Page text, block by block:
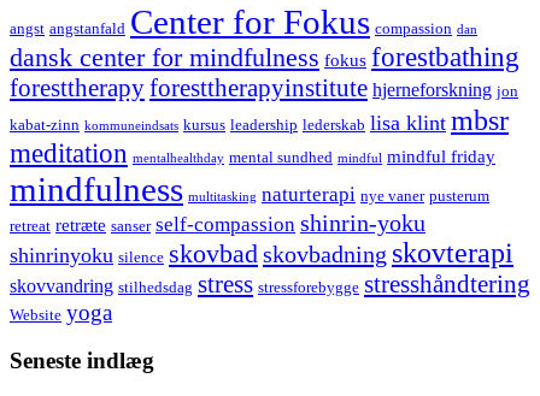
angst angstanfald Center for Fokus compassion dan
dansk center for mindfulness fokus forestbathing
foresttherapyforesttherapyinstitute hjerneforskning jon
kabat-zinn kommuneindsats kursus leadership lederskab lisa klint mbsr
meditation mentalhealthday mental sundhed mindful mindful friday
mindfulness multitasking naturterapi nye vaner pusterum
retreat retræte sanser self-compassion shinrin-yoku
shinrinyoku silence skovbad skovbadning skovterapi
skovvandring stilhedsdag stress stressforebygge stresshåndtering
Website yoga
Seneste indlæg